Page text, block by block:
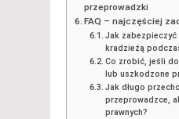
przeprowadzki
FAQ – najczęściej
Jak zabezpieczyć
kradzieżą
Co zrobić, jeśli
lub uszkodzone
Jak długo
przeprowadzce,
prawnych?